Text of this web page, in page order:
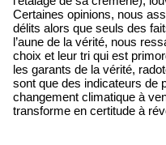
Certaines opinions, nous
délits alors que seuls des
l’aune de la vérité, nous
choix et leur tri qui est
les garants de la vérité,
sont que des indicateurs de
changement climatique à
transforme en certitude à